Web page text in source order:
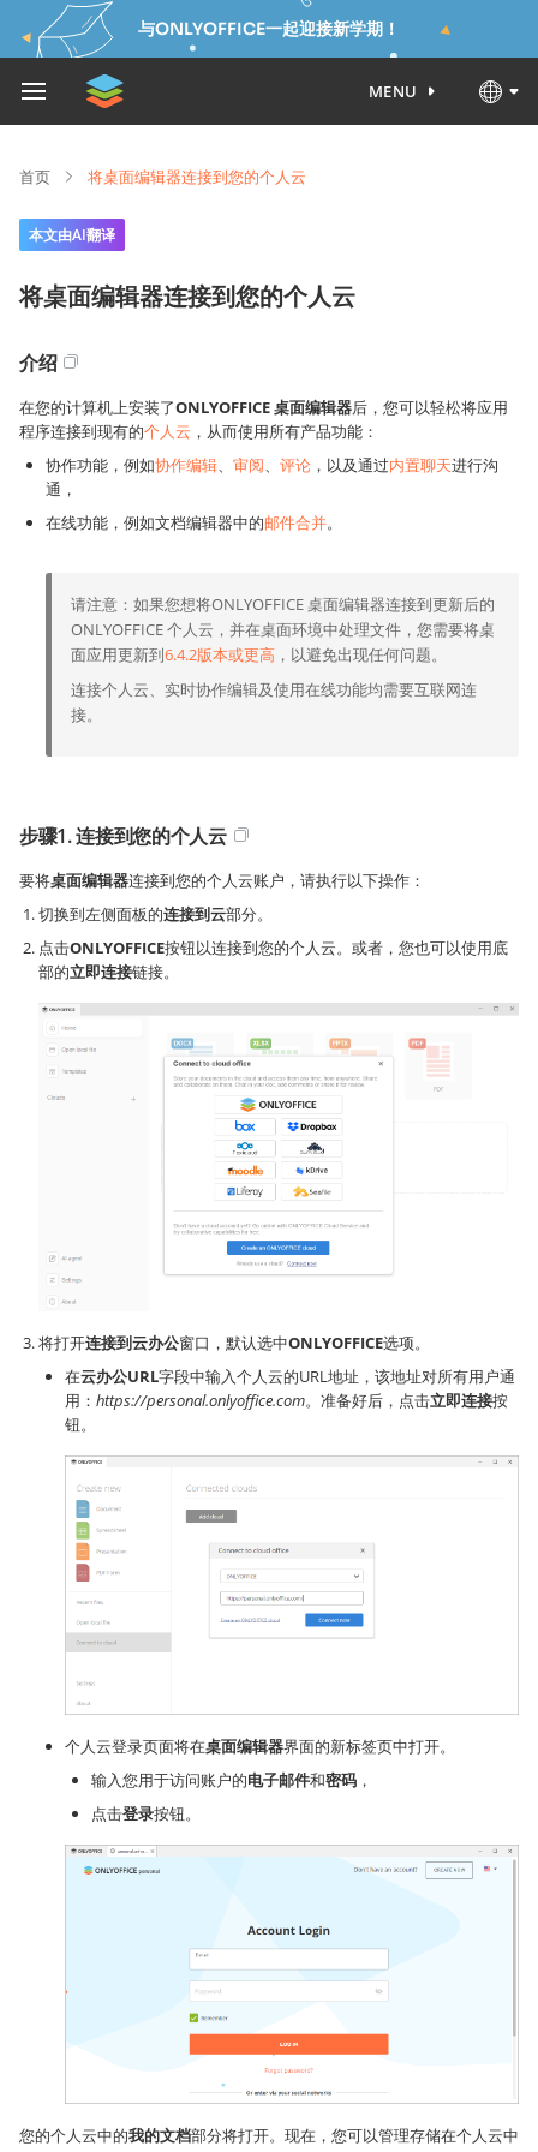
与ONLYOFFICE一起迎接新学期！
MENU
首页 将桌面编辑器连接到您的个人云
本文由AI翻译
将桌面编辑器连接到您的个人云
介绍
在您的计算机上安装了ONLYOFFICE 桌面编辑器后，您可以轻松将应用
程序连接到现有的个人云 ，从而使用所有产品功能：
协作功能，例如协作编辑、 审阅、 评论 ，以及通过内置聊天进行沟
通，
在线功能，例如文档编辑器中的邮件合并。
请注意：如果您想将ONLYOFFICE 桌面编辑器连接到更新后的
ONLYOFFICE 个人云，并在桌面环境中处理文件，您需要将桌
面应用更新到6.4.2版本或更高 ，以避免出现任何问题。
连接个人云、实时协作编辑及使用在线功能均需要互联网连
接。
步骤1. 连接到您的个人云
要将桌面编辑器连接到您的个人云账户，请执行以下操作：
切换到左侧面板的连接到云部分。
点击ONLYOFFICE按钮以连接到您的个人云。或者，您也可以使用底
部的立即连接链接。
将打开连接到云办公窗口，默认选中ONLYOFFICE选项。
在云办公URL字段中输入个人云的URL地址，该地址对所有用户通
用： https://personal.onlyoffice.com。准备好后，点击立即连接按
钮。
个人云登录页面将在桌面编辑器界面的新标签页中打开。
输入您用于访问账户的电子邮件和密码 ，
点击登录按钮。
您的个人云中的我的文档部分将打开。现在，您可以管理存储在个人云中